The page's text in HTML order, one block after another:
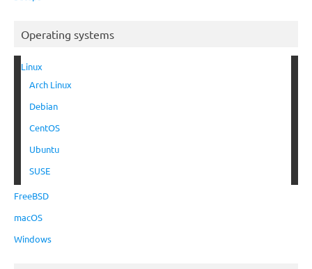
Operating systems
Linux
Arch Linux
Debian
CentOS
Ubuntu
SUSE
FreeBSD
macOS
Windows